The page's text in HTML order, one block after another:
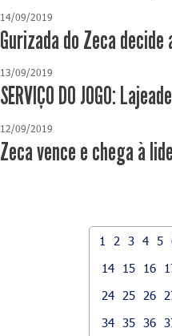
14/09/2019
Gurizada do Zeca
13/09/2019
SERVIÇO DO JOGO:
12/09/2019
Zeca vence e chega à
1 2 3 4 5
14
15 16
24
25 26
34 35 36